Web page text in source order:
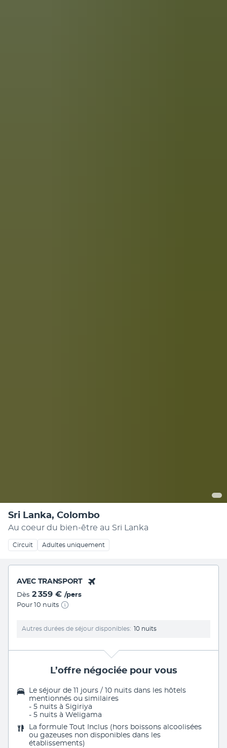
Sri Lanka, Colombo
Au coeur du bien-être au Sri Lanka
Circuit Adultes uniquement
AVEC TRANSPORT
Dès 2 359 € /pers
Pour 10 nuits
Autres durées de séjour disponibles 10 nuits
L’offre négociée pour vous
Le séjour de 11 jours / 10 nuits dans les hôtels
mentionnés ou similaires
- 5 nuits à Sigiriya
- 5 nuits à Weligama
La formule Tout Inclus (hors boissons alcoolisées
ou gazeuses non disponibles dans les
établissements)